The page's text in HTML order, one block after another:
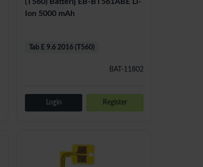
(T560) Batterij EB-BT561ABE Li-
Ion 5000 mAh
BAT-11802
Tab E 9.6 2016 (T560)
Login Register